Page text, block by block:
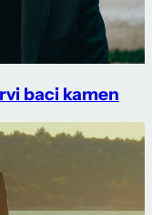
baci kamen